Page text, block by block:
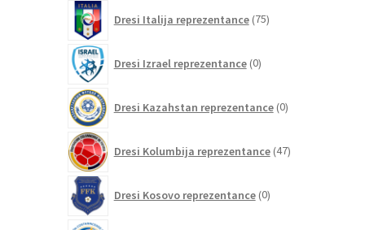
Dresi Italija reprezentance 75izdelkov
Dresi Izrael reprezentance 0izdelkov
Dresi Kazahstan reprezentance 0izdelkov
Dresi Kolumbija reprezentance 47izdelkov
Dresi Kosovo reprezentance 0izdelkov